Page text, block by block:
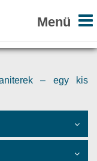
– egy kis